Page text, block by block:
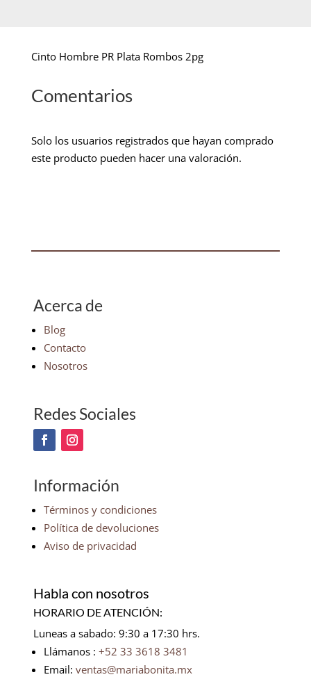
Cinto Hombre PR Plata Rombos 2pg
Comentarios
Solo los usuarios registrados que hayan comprado
este producto pueden hacer una valoración.
Acerca de
Blog
Contacto
Nosotros
Redes Sociales
Información
Términos y condiciones
Política de devoluciones
Aviso de privacidad
Habla con nosotros
HORARIO DE ATENCIÓN:
Luneas a sabado: 9:30 a 17:30 hrs.
Llámanos : +52 33 3618 3481
Email: ventas@mariabonita.mx